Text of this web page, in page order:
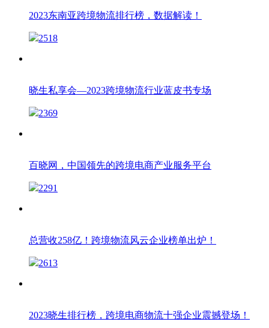
2023东南亚跨境物流排行榜，数据解读！
2518
晓生私享会—2023跨境物流行业蓝皮书专场
2369
百晓网，中国领先的跨境电商产业服务平台
2291
总营收258亿！跨境物流风云企业榜单出炉！
2613
2023晓生排行榜，跨境电商物流十强企业震撼登场！